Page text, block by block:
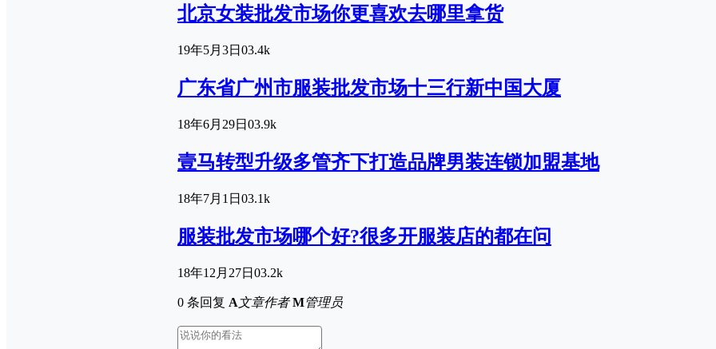
北京女装批发市场你更喜欢去哪里拿货
19年5月3日 03.4k
广东省广州市服装批发市场十三行新中国大厦
18年6月29日 03.9k
壹马转型升级多管齐下打造品牌男装连锁加盟基地
18年7月1日 03.1k
服装批发市场哪个好?很多开服装店的都在问
18年12月27日 03.2k
0 条回复 A文章作者 M管理员